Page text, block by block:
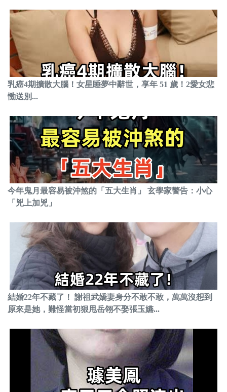
乳癌4期擴散大腦！女星睡夢中辭世，享年 51 歲！2愛女悲
慟送別...
今年鬼月最容易被沖煞的「五大生肖」 玄學家警告：小心
「兇上加兇」
結婚22年不藏了！ 謝祖武嬌妻身分不敢不敢，萬萬沒想到
原來是她，難怪當初狠甩岳翎不娶張玉嬿...